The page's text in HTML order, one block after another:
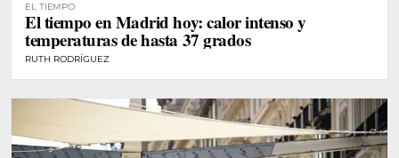
EL TIEMPO
El tiempo en Madrid hoy: calor intenso y
temperaturas de hasta 37 grados
RUTH RODRÍGUEZ